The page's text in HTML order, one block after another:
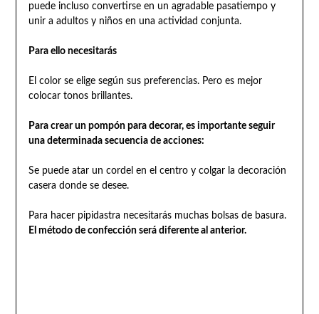
puede incluso convertirse en un agradable pasatiempo y
unir a adultos y niños en una actividad conjunta.
Para ello necesitarás
El color se elige según sus preferencias. Pero es mejor
colocar tonos brillantes.
Para crear un pompón para decorar, es importante seguir
una determinada secuencia de acciones:
Se puede atar un cordel en el centro y colgar la decoración
casera donde se desee.
Para hacer pipidastra necesitarás muchas bolsas de basura.
El método de confección será diferente al anterior.